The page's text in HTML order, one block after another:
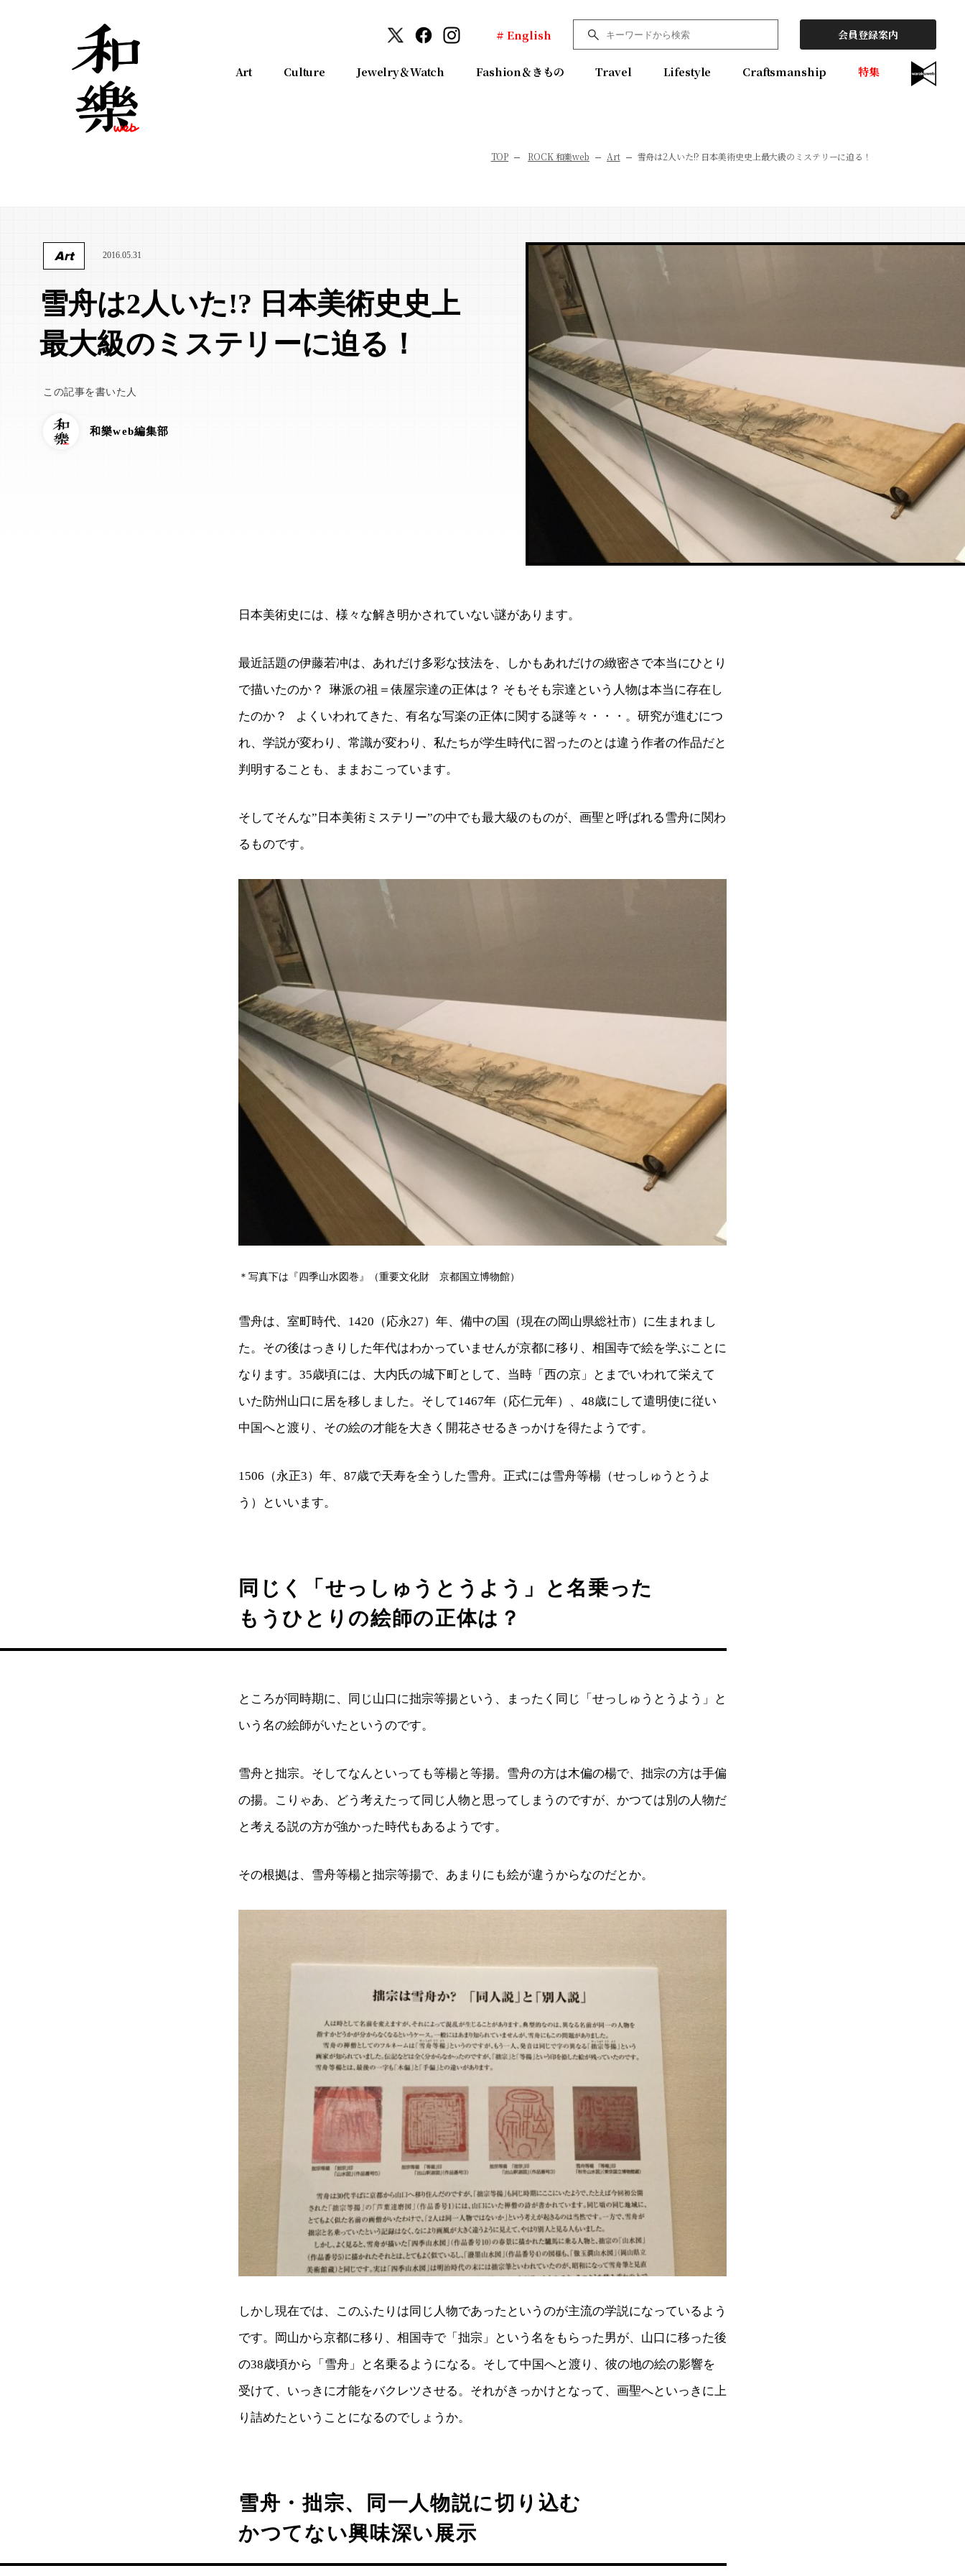
# English 会員登録案内
Art Culture Jewelry＆Watch Fashion＆きもの Travel Lifestyle Craftsmanship 特集
TOP ROCK 和樂web Art 雪舟は2人いた!? 日本美術史史上最大級のミステリーに迫る！
Art 2016.05.31
雪舟は2人いた!? 日本美術史史上
最大級のミステリーに迫る！
この記事を書いた人
和樂web編集部
日本美術史には、様々な解き明かされていない謎があります。
最近話題の伊藤若冲は、あれだけ多彩な技法を、しかもあれだけの緻密さで本当にひとり
で描いたのか？ 琳派の祖＝俵屋宗達の正体は？ そもそも宗達という人物は本当に存在し
たのか？ よくいわれてきた、有名な写楽の正体に関する謎等々・・・。研究が進むにつ
れ、学説が変わり、常識が変わり、私たちが学生時代に習ったのとは違う作者の作品だと
判明することも、ままおこっています。
そしてそんな”日本美術ミステリー”の中でも最大級のものが、画聖と呼ばれる雪舟に関わ
るものです。
＊写真下は『四季山水図巻』（重要文化財 京都国立博物館）
雪舟は、室町時代、1420（応永27）年、備中の国（現在の岡山県総社市）に生まれまし
た。その後はっきりした年代はわかっていませんが京都に移り、相国寺で絵を学ぶことに
なります。35歳頃には、大内氏の城下町として、当時「西の京」とまでいわれて栄えて
いた防州山口に居を移しました。そして1467年（応仁元年）、48歳にして遣明使に従い
中国へと渡り、その絵の才能を大きく開花させるきっかけを得たようです。
1506（永正3）年、87歳で天寿を全うした雪舟。正式には雪舟等楊（せっしゅうとうよ
う）といいます。
同じく「せっしゅうとうよう」と名乗った
もうひとりの絵師の正体は？
ところが同時期に、同じ山口に拙宗等揚という、まったく同じ「せっしゅうとうよう」と
いう名の絵師がいたというのです。
雪舟と拙宗。そしてなんといっても等楊と等揚。雪舟の方は木偏の楊で、拙宗の方は手偏
の揚。こりゃあ、どう考えたって同じ人物と思ってしまうのですが、かつては別の人物だ
と考える説の方が強かった時代もあるようです。
その根拠は、雪舟等楊と拙宗等揚で、あまりにも絵が違うからなのだとか。
しかし現在では、このふたりは同じ人物であったというのが主流の学説になっているよう
です。岡山から京都に移り、相国寺で「拙宗」という名をもらった男が、山口に移った後
の38歳頃から「雪舟」と名乗るようになる。そして中国へと渡り、彼の地の絵の影響を
受けて、いっきに才能をバクレツさせる。それがきっかけとなって、画聖へといっきに上
り詰めたということになるのでしょうか。
雪舟・拙宗、同一人物説に切り込む
かつてない興味深い展示